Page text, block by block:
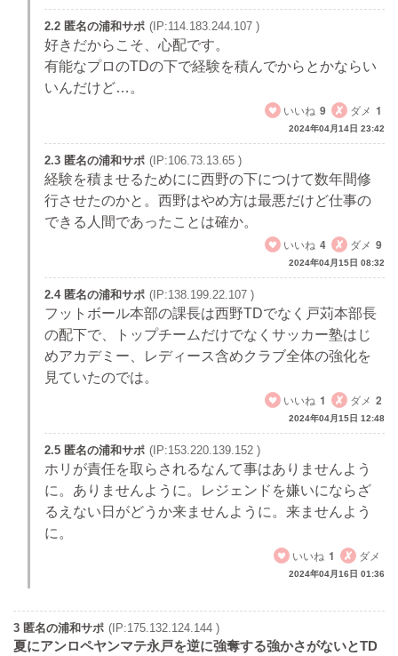
2.2 匿名の浦和サポ (IP:114.183.244.107 )
好きだからこそ、心配です。
有能なプロのTDの下で経験を積んでからとかならい
いんだけど…。
いいね 9 ダメ 1
2024年04月14日 23:42
2.3 匿名の浦和サポ (IP:106.73.13.65 )
経験を積ませるためにに西野の下につけて数年間修
行させたのかと。西野はやめ方は最悪だけど仕事の
できる人間であったことは確か。
いいね 4 ダメ 9
2024年04月15日 08:32
2.4 匿名の浦和サポ (IP:138.199.22.107 )
フットボール本部の課長は西野TDでなく戸苅本部長
の配下で、トップチームだけでなくサッカー塾はじ
めアカデミー、レディース含めクラブ全体の強化を
見ていたのでは。
いいね 1 ダメ 2
2024年04月15日 12:48
2.5 匿名の浦和サポ (IP:153.220.139.152 )
ホリが責任を取らされるなんて事はありませんよう
に。ありませんように。レジェンドを嫌いにならざ
るえない日がどうか来ませんように。来ませんよう
に。
いいね 1 ダメ
2024年04月16日 01:36
3 匿名の浦和サポ (IP:175.132.124.144 )
夏にアンロペヤンマテ永戸を逆に強奪する強かさがないとTD